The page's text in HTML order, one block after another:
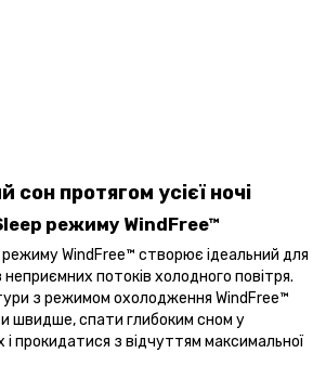
протягом усієї ночі
режиму WindFree™
WindFree™ створює ідеальний для
неприємних потоків холодного повітря.
з режимом охолодження WindFree™
швидше, спати глибоким сном у
прокидатися з відчуттям максимальної